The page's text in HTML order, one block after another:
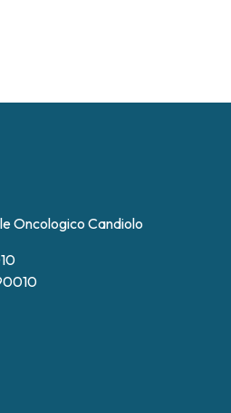
Oncologico Candiolo